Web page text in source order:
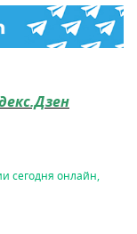
сегодня онлайн,